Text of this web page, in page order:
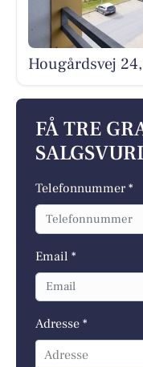
Hougårdsvej
FÅ TRE
Telefonnummer *
Email *
Adresse *
Adresse